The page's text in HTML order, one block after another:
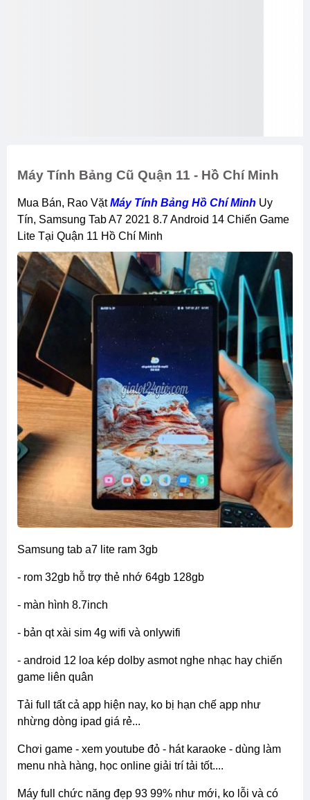
Máy Tính Bảng Cũ Quận 11 - Hồ Chí Minh
Mua Bán, Rao VặtMáy Tính Bảng Hồ Chí Minh Uy
Tín, Samsung Tab A7 2021 8.7 Android 14 Chiến Game
Lite Tại Quận 11 Hồ Chí Minh
samsung tab a7 lite ram 3gb
- rom 32gb hỗ trợ thẻ nhớ 64gb 128gb
- màn hình 8.7inch
- bản qt xài sim 4g wifi và onlywifi
- android 12 loa kép dolby asmot nghe nhạc hay chiến
game liên quân
tải full tất cả app hiện nay, ko bị hạn chế app như
nhừng dòng ipad giá rẻ...
chơi game - xem youtube đỏ - hát karaoke - dùng làm
menu nhà hàng, học online giải trí tải tốt....
máy full chức năng đẹp 93 99% như mới, ko lỗi và có